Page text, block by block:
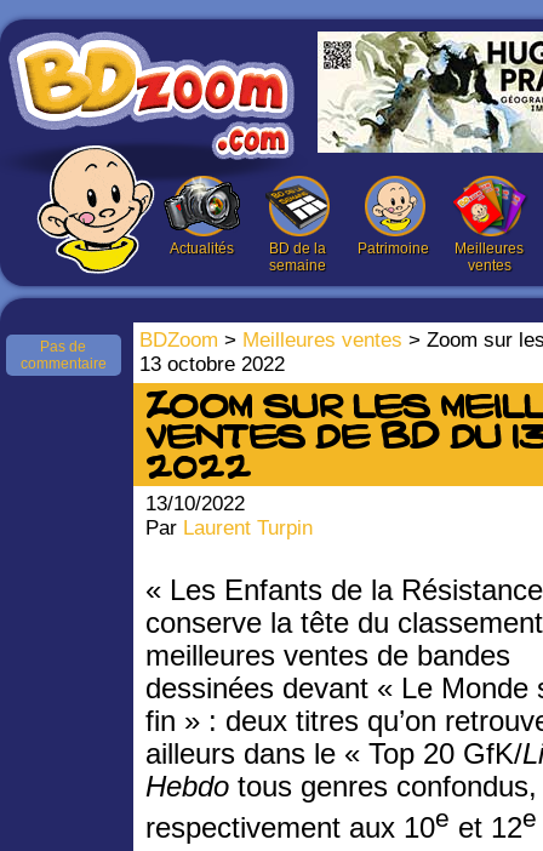
Actualités
BD de la
semaine
Patrimoine
Meilleures
ventes
BDZoom > Meilleures ventes > Zoom sur
13 octobre 2022
Pas de
commentaire
Zoom sur les
ventes de BD du
2022
13/10/2022
Par Laurent Turpin
« Les Enfants de la
conserve la tête du
meilleures ventes de bandes
dessinées devant « Le Monde
fin » : deux titres qu’on
ailleurs dans le « Top 20 GfK/
Hebdo tous genres confondus,
respectivement aux 10e et 12e